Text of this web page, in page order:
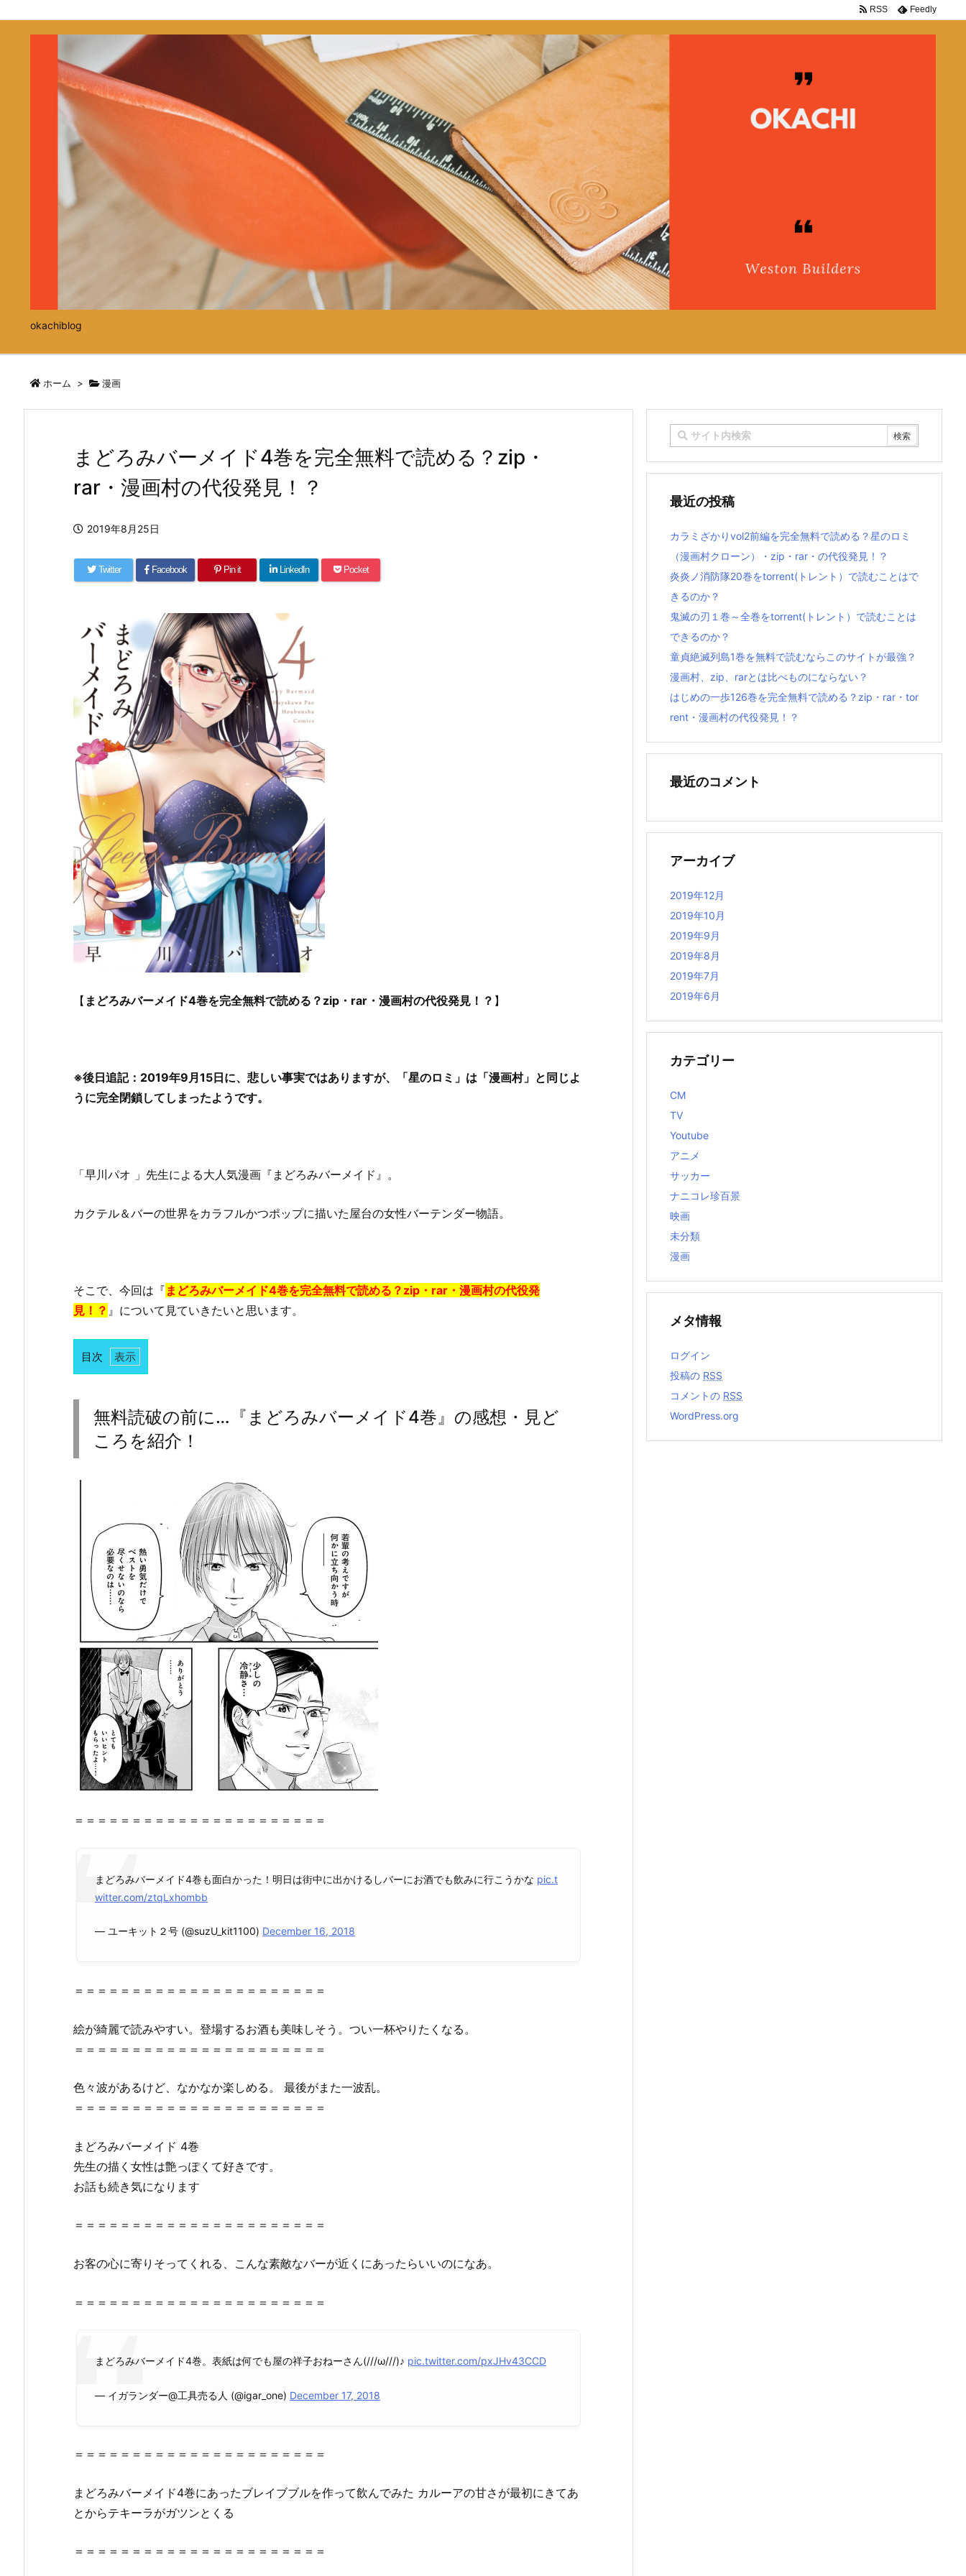
okachiblog
RSS Feedly
ホーム > 漫画
まどろみバーメイド4巻を完全無料で読める？zip・
rar・漫画村の代役発見！？
2019年8月25日
Twitter Facebook Pin it LinkedIn Pocket
【 まどろみバーメイド4巻を完全無料で読める？zip・rar・漫画村の代役発見！？ 】
※後日追記：2019年9月15日に、悲しい事実ではありますが、「星のロミ」は「漫画村」と同じよ
うに完全閉鎖してしまったようです。
「早川パオ 」先生による大人気漫画『まどろみバーメイド』。
カクテル＆バーの世界をカラフルかつポップに描いた屋台の女性バーテンダー物語。
そこで、今回は『 まどろみバーメイド4巻を完全無料で読める？zip・rar・漫画村の代役発
見！？ 』について見ていきたいと思います。
目次
1.
み
バ
イ
ド
4
巻』
の
感
想・
見
ど
ろ
介！
メ
巻』
は
料
の
漫
読
こ
と
無料読破の前に…『まどろみバーメイド4巻』の感想・見ど
ころを紹介！
＝＝＝＝＝＝＝＝＝＝＝＝＝＝＝＝＝＝＝＝＝＝
まどろみバーメイド4巻も面白かった！明日は街中に出かけるしバーにお酒でも飲みに行こうかな pic.t
witter.com/ztqLxhombb
— ユーキット２号 (@suzU_kit1100) December 16, 2018
＝＝＝＝＝＝＝＝＝＝＝＝＝＝＝＝＝＝＝＝＝＝
絵が綺麗で読みやすい。登場するお酒も美味しそう。つい一杯やりたくなる。
＝＝＝＝＝＝＝＝＝＝＝＝＝＝＝＝＝＝＝＝＝＝
色々波があるけど、なかなか楽しめる。 最後がまた一波乱。
＝＝＝＝＝＝＝＝＝＝＝＝＝＝＝＝＝＝＝＝＝＝
まどろみバーメイド 4巻
先生の描く女性は艶っぽくて好きです。
お話も続き気になります
＝＝＝＝＝＝＝＝＝＝＝＝＝＝＝＝＝＝＝＝＝＝
お客の心に寄りそってくれる、こんな素敵なバーが近くにあったらいいのになあ。
＝＝＝＝＝＝＝＝＝＝＝＝＝＝＝＝＝＝＝＝＝＝
まどろみバーメイド4巻。表紙は何でも屋の祥子おねーさん(///ω///)♪ pic.twitter.com/pxJHv43CCD
— イガランダー@工具売る人 (@igar_one) December 17, 2018
＝＝＝＝＝＝＝＝＝＝＝＝＝＝＝＝＝＝＝＝＝＝
まどろみバーメイド4巻にあったブレイブブルを作って飲んでみた カルーアの甘さが最初にきてあ
とからテキーラがガツンとくる
＝＝＝＝＝＝＝＝＝＝＝＝＝＝＝＝＝＝＝＝＝＝
最近の投稿
カラミざかりvol2前編を完全無料で読める？星のロミ
（漫画村クローン）・zip・rar・の代役発見！？
炎炎ノ消防隊20巻をtorrent(トレント）で読むことはで
きるのか？
鬼滅の刃１巻～全巻をtorrent(トレント）で読むことは
できるのか？
童貞絶滅列島1巻を無料で読むならこのサイトが最強？
漫画村、zip、rarとは比べものにならない？
はじめの一歩126巻を完全無料で読める？zip・rar・tor
rent・漫画村の代役発見！？
最近のコメント
アーカイブ
2019年12月
2019年10月
2019年9月
2019年8月
2019年7月
2019年6月
カテゴリー
CM
TV
Youtube
アニメ
サッカー
ナニコレ珍百景
映画
未分類
漫画
メタ情報
ログイン
投稿の RSS
コメントの RSS
WordPress.org